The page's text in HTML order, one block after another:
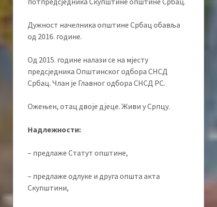
Дужност начелника општине Србац обавља
од 2016. године.
Од 2015. године налази се на мјесту
предсједника Општинског одбора СНСД
Србац. Члан је Главног одбора СНСД РС.
Ожењен, отац двоје дјеце. Живи у Српцу.
Надлежности:
– предлаже Статут општине,
– предлаже одлуке и друга општа акта
Скупштини,